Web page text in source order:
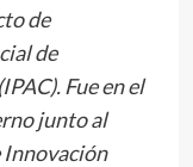
de
de
Fue en el
junto al
Innovación